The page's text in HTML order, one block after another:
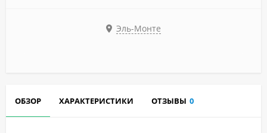
Эль-Монте
ОБЗОР ХАРАКТЕРИСТИКИ ОТЗЫВЫ 0